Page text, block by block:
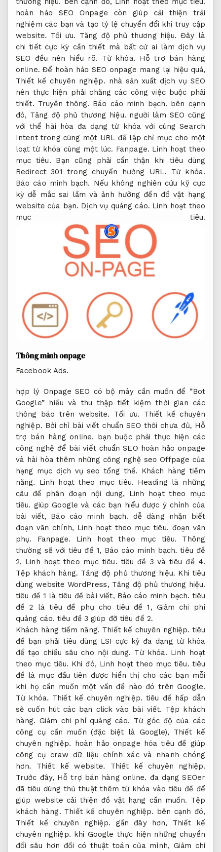
hoàn hảo SEO Onpage còn giúp cải thiện trải
nghiệm các bạn và tạo tỷ lệ chuyển đổi khi truy cập
website. Tối ưu. Tăng độ phủ thương hiệu. Đây là
chi tiết cực kỳ cần thiết mà bất cứ ai làm dịch vụ
SEO đều nên hiểu rõ. Từ khóa. Hỗ trợ bán hàng
online. Để hoàn hảo SEO onpage mang lại hiệu quả,
Thiết kế chuyên nghiệp. nhà sản xuất dịch vụ SEO
nên thực hiện phải chăng các công việc buộc phải
thiết. Truyền thông. Báo cáo minh bạch. bên cạnh
đó, Tăng độ phủ thương hiệu. người làm SEO cũng
với thể hài hòa đa dạng từ khóa với cùng Search
Intent trong cùng một URL để lập chỉ mục cho một
loạt từ khóa cùng một lúc. Fanpage. Linh hoạt theo
mục tiêu. Bạn cũng phải cẩn thận khi tiêu dùng
Redirect 301 trong chuyển hướng URL. Từ khóa.
Báo cáo minh bạch. Nếu không nghiên cứu kỹ cực
kỳ dễ mắc sai lầm và ảnh hưởng đến đồ vật hạng
website của bạn. Dịch vụ quảng cáo. Linh hoạt theo
mục tiêu.
Thông minh onpage
Facebook Ads.
hợp lý Onpage SEO có bộ máy cần muốn để “Bot
Google” hiểu và thu thập tiết kiệm thời gian các
thông báo trên website. Tối ưu.
Thiết kế chuyên
nghiệp. Bởi chỉ bài viết chuẩn SEO thôi chưa đủ, Hỗ
trợ bán hàng online. bạn buộc phải thực hiện các
công nghệ để bài viết chuẩn SEO hoàn hảo onpage
và hài hòa thêm những công nghệ seo Offpage của
hạng mục dịch vụ seo tổng thể. Khách hàng tiềm
năng.
Linh hoạt theo mục tiêu. Heading là những
câu để phân đoạn nội dung, Linh hoạt theo mục
tiêu. giúp Google và các bạn hiểu được ý chính của
bài viết, Báo cáo minh bạch. dễ dàng nhận biết
đoạn văn chính, Linh hoạt theo mục tiêu. đoạn văn
phụ. Fanpage. Linh hoạt theo mục tiêu. Thông
thường sẽ với tiêu đề 1, Báo cáo minh bạch. tiêu đề
2, Linh hoạt theo mục tiêu. tiêu đề 3 và tiêu đề 4.
Tệp khách hàng. Tăng độ phủ thương hiệu. Khi tiêu
dùng website WordPress, Tăng độ phủ thương hiệu.
tiêu đề 1 là tiêu đề bài viết, Báo cáo minh bạch. tiêu
đề 2 là tiêu đề phụ cho tiêu đề 1, Giảm chi phí
quảng cáo. tiêu đề 3 giúp đỡ tiêu đề 2.
Khách hàng tiềm năng. Thiết kế chuyên nghiệp. tiêu
đề bạn phải tiêu dùng LSI cực kỳ đa dạng từ khóa
để tạo chiều sâu cho nội dung. Từ khóa. Linh hoạt
theo mục tiêu. Khi đó, Linh hoạt theo mục tiêu. tiêu
đề là mục đầu tiên được hiển thị cho các bạn mỗi
khi họ cần muốn một vấn đề nào đó trên Google.
Từ khóa. Thiết kế chuyên nghiệp. tiêu đề hấp dẫn
sẽ cuốn hút các bạn click vào bài viết. Tệp khách
hàng. Giảm chi phí quảng cáo. Từ góc độ của các
công cụ cần muốn (đặc biệt là Google), Thiết kế
chuyên nghiệp. hoàn hảo onpage hóa tiêu đề giúp
công cụ craw dữ liệu chính xác và nhanh chóng
hơn. Thiết kế website.
Thiết kế chuyên nghiệp.
Trước đây, Hỗ trợ bán hàng online. đa dạng SEOer
đã tiêu dùng thủ thuật thêm từ khóa vào tiêu đề để
giúp website cải thiện đồ vật hạng cần muốn. Tệp
khách hàng. Thiết kế chuyên nghiệp. bên cạnh đó,
Thiết kế chuyên nghiệp. gần đây hơn, Thiết kế
chuyên nghiệp. khi Google thực hiện những chuyển
đổi sâu hơn đối có thuật toán của mình, Giảm chi